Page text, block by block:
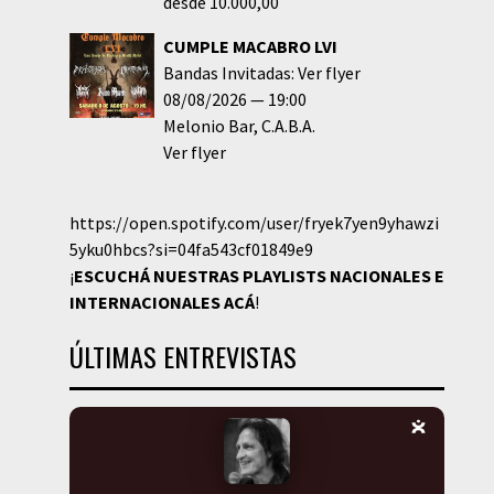
CUMPLE MACABRO LVI
Bandas Invitadas: Ver flyer
08/08/2026
19:00
Melonio Bar C.A.B.A.
Ver flyer
https://open.spotify.com/user/fryek7yen9yhawzi
5yku0hbcs?si=04fa543cf01849e9
¡ESCUCHÁ NUESTRAS PLAYLISTS NACIONALES E
INTERNACIONALESACÁ!
ÚLTIMAS ENTREVISTAS